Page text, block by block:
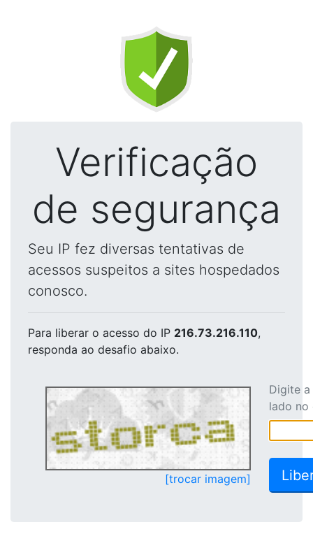
Verificação
de segurança
Seu IP fez diversas tentativas de
acessos suspeitos a sites hospedados
conosco.
Para liberar o acesso do IP 216.73.216.110,
responda ao desafio abaixo.
[trocar imagem]
Digite
lado no